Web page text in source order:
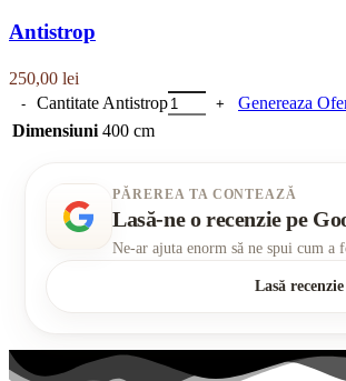
Antistrop
250,00 lei
Cantitate Antistrop
Genereaza
Dimensiuni 400 cm
PĂREREA TA CONTEAZĂ
Lasă-ne o recenzie pe
Ne-ar ajuta enorm să ne spui cum a
Lasă recenzie